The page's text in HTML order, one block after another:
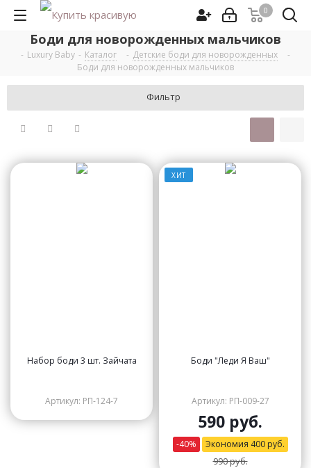
0
Боди для новорожденных мальчиков
- Luxury Baby - Каталог - Детские боди для новорожденных
-
Боди для новорожденных мальчиков
Фильтр
Набор боди 3 шт. Зайчата
Артикул: РП-124-7
ХИТ
Боди "Леди Я Ваш"
Артикул: РП-009-27
590 руб.
-40% Экономия 400руб.
990 руб.